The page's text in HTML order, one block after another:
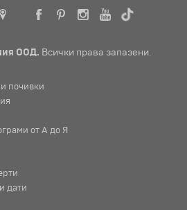
ООД. Всички права запазени.
почивки
от А до Я
дати